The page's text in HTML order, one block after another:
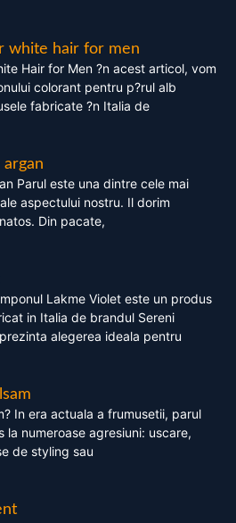
white hair for men
Hair for Men ?n acest articol, vom
colorant pentru p?rul alb
fabricate ?n Italia de
Parul este una dintre cele mai
aspectului nostru. Il dorim
Din pacate,
Lakme Violet este un produs
in Italia de brandul Sereni
alegerea ideala pentru
In era actuala a frumusetii, parul
la numeroase agresiuni: uscare,
de styling sau